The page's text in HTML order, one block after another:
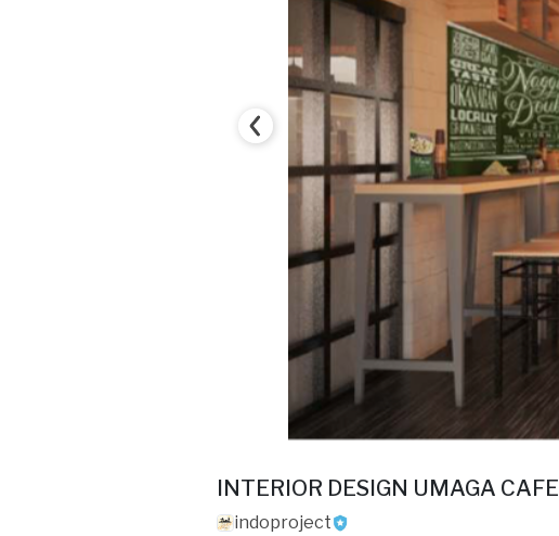
INTERIOR DESIGN UMAGA CAFE
indoproject